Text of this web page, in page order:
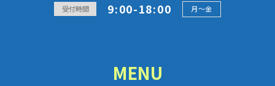
受付時間 9:00-18:00 月～金
MENU